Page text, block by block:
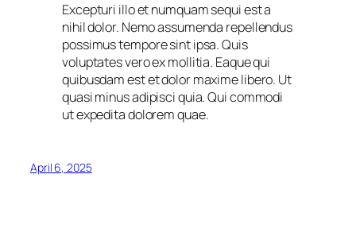
Excepturi illo et numquam sequi est a
nihil dolor. Nemo assumenda repellendus
possimus tempore sint ipsa. Quis
voluptates vero ex mollitia. Eaque qui
quibusdam est et dolor maxime libero. Ut
quasi minus adipisci quia. Qui commodi
ut expedita dolorem quae.
April 6, 2025